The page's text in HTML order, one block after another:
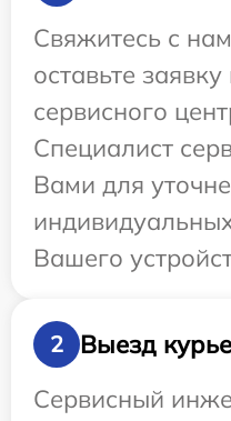
Свяжитесь с
оставьте
сервисного
Специалист
Вами для
Вашего
2
Выезд
Сервисный